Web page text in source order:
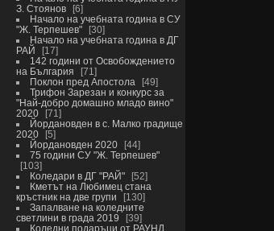
З. Стоянов
6
Начало на учебната година в СУ
"Ж. Терпешев"
30
Начало на учебната година в ДГ
РАЙ
17
142 години от Освобождението
на България
71
Поклон пред Апостола
49
Трифон Зарезан и конкурс за
"Най-добро домашно младо вино"
2020
71
Йордановден в с. Малко градище
2020
5
Йордановден 2020
44
75 години СУ "Ж. Терпешев"
103
Коледари в ДГ "РАЙ"
52
Кметът на Любимец стана
кръстник на две групи
130
Запалване на коледните
светлини в града 2019
39
Коледни подаръци от РАУНД